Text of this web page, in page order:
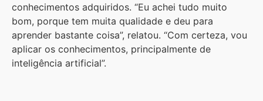
conhecimentos adquiridos. “Eu achei tudo muito
bom, porque tem muita qualidade e deu para
aprender bastante coisa”, relatou. “Com certeza, vou
aplicar os conhecimentos, principalmente de
inteligência artificial”.